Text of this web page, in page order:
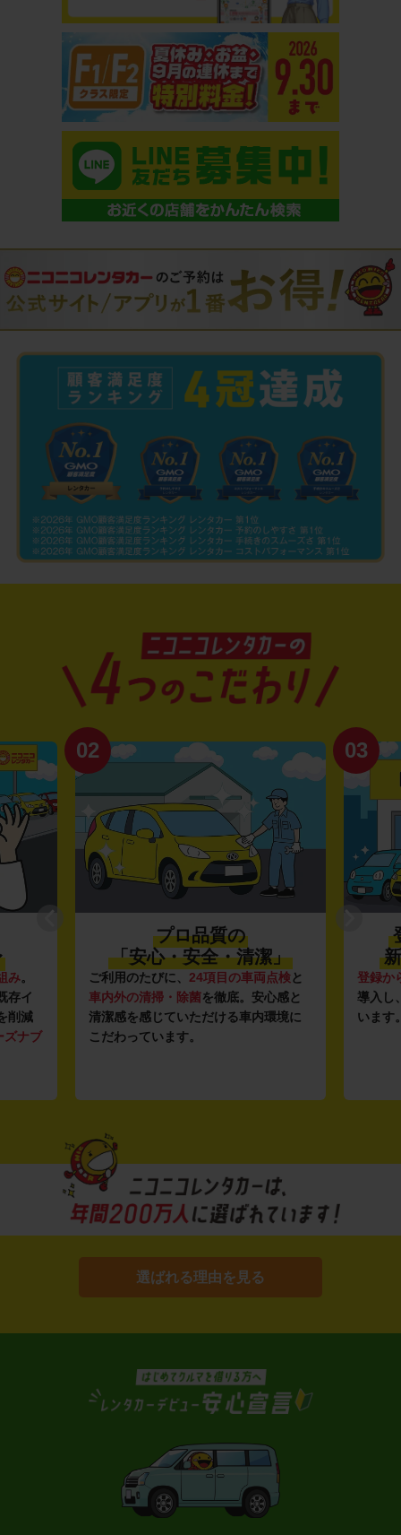
み。
存イ
削減
ズナブ
02
プロ品質の
「安心・安全・清潔」
ご利用のたびに、 24項目の車両点検と
車内外の清掃・除菌を徹底。安心感と
清潔感を感じていただける車内環境に
こだわっています。
03
登録か
導入し
います
選ばれる理由を見る